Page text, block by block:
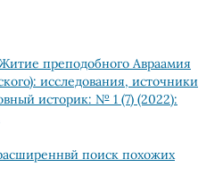
преподобного Авраамия
исследования, источники
историк: № 1 (7) (2022):
поиск похожих